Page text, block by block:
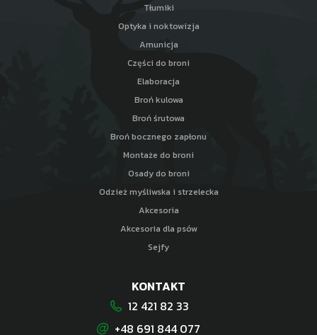
Tłumiki
Optyka i noktowizja
Amunicja
Części do broni
Elaboracja
Broń kulowa
Broń śrutowa
Broń bocznego zapłonu
Montaże do broni
Osady do broni
Odzież myśliwska i strzelecka
Akcesoria
Akcesoria dla psów
Sejfy
KONTAKT
12 421 82 33
+48 691 844 077